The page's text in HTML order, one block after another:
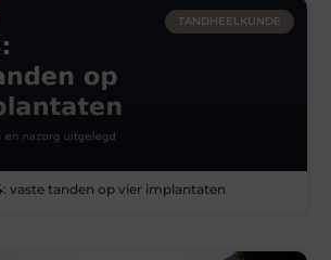
TANDHEELKUNDE
vaste tanden op vier implantaten